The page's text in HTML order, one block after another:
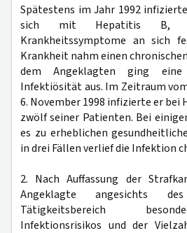
Spätestens im Jahr 1992
sich mit Hepatitis B,
Krankheitssymptome an sich
Krankheit nahm einen
dem Angeklagten ging
Infektiösität aus. Im Zeitraum
6. November 1998 infizierte er bei
zwölf seiner Patienten. Bei
es zu erheblichen
in drei Fällen verlief die Infektion
2. Nach Auffassung der
Angeklagte angesichts
Tätigkeitsbereich
Infektionsrisikos und der